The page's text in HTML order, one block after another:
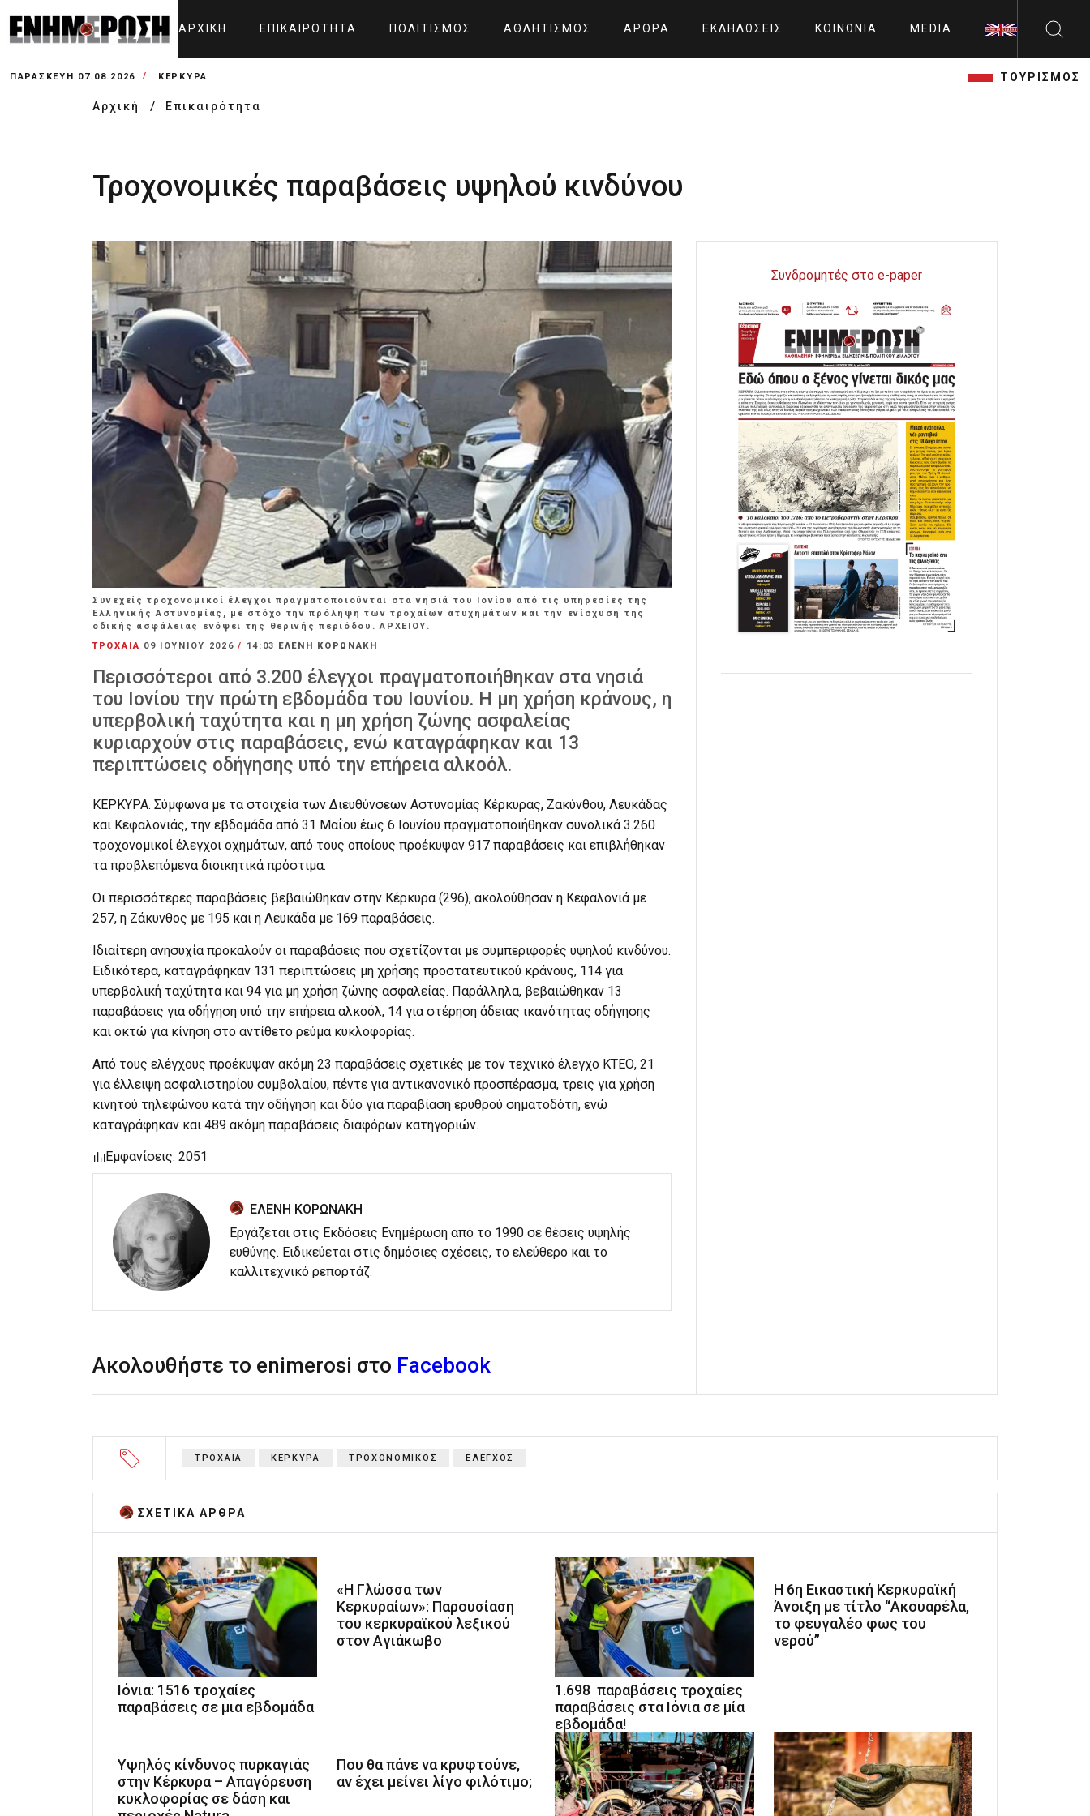
ΑΡΧΙΚΉ ΕΠΙΚΑΙΡΌΤΗΤΑ ΠΟΛΙΤΙΣΜΌΣ ΑΘΛΗΤΙΣΜΌΣ ΆΡΘΡΑ ΕΚΔΗΛΏΣΕΙΣ ΚΟΙΝΩΝΊΑ MEDIA
ΠΑΡΑΣΚΕΥΉ 07.08.2026 ΚΕΡΚΥΡΑ ΤΟΥΡΙΣΜΟΣ
Αρχική Επικαιρότητα
Τροχονομικές παραβάσεις υψηλού κινδύνου
Συνεχείς τροχονομικοί έλεγχοι πραγματοποιούνται στα νησιά του Ιονίου από τις υπηρεσίες της
Ελληνικής Αστυνομίας, με στόχο την πρόληψη των τροχαίων ατυχημάτων και την ενίσχυση της
οδικής ασφάλειας ενόψει της θερινής περιόδου. ΑΡΧΕΙΟΥ.
ΤΡΟΧΑΙΑ 09 ΙΟΥΝΊΟΥ 2026/ 14:03 ΕΛΕΝΗ ΚΟΡΩΝΑΚΗ
Περισσότεροι από 3.200 έλεγχοι πραγματοποιήθηκαν στα νησιά
του Ιονίου την πρώτη εβδομάδα του Ιουνίου. Η μη χρήση κράνους, η
υπερβολική ταχύτητα και η μη χρήση ζώνης ασφαλείας
κυριαρχούν στις παραβάσεις, ενώ καταγράφηκαν και 13
περιπτώσεις οδήγησης υπό την επήρεια αλκοόλ.
ΚΕΡΚΥΡΑ. Σύμφωνα με τα στοιχεία των Διευθύνσεων Αστυνομίας Κέρκυρας, Ζακύνθου, Λευκάδας
και Κεφαλονιάς, την εβδομάδα από 31 Μαΐου έως 6 Ιουνίου πραγματοποιήθηκαν συνολικά 3.260
τροχονομικοί έλεγχοι οχημάτων, από τους οποίους προέκυψαν 917 παραβάσεις και επιβλήθηκαν
τα προβλεπόμενα διοικητικά πρόστιμα.
Οι περισσότερες παραβάσεις βεβαιώθηκαν στην Κέρκυρα (296), ακολούθησαν η Κεφαλονιά με
257, η Ζάκυνθος με 195 και η Λευκάδα με 169 παραβάσεις.
Ιδιαίτερη ανησυχία προκαλούν οι παραβάσεις που σχετίζονται με συμπεριφορές υψηλού κινδύνου.
Ειδικότερα, καταγράφηκαν 131 περιπτώσεις μη χρήσης προστατευτικού κράνους, 114 για
υπερβολική ταχύτητα και 94 για μη χρήση ζώνης ασφαλείας. Παράλληλα, βεβαιώθηκαν 13
παραβάσεις για οδήγηση υπό την επήρεια αλκοόλ, 14 για στέρηση άδειας ικανότητας οδήγησης
και οκτώ για κίνηση στο αντίθετο ρεύμα κυκλοφορίας.
Από τους ελέγχους προέκυψαν ακόμη 23 παραβάσεις σχετικές με τον τεχνικό έλεγχο ΚΤΕΟ, 21
για έλλειψη ασφαλιστηρίου συμβολαίου, πέντε για αντικανονικό προσπέρασμα, τρεις για χρήση
κινητού τηλεφώνου κατά την οδήγηση και δύο για παραβίαση ερυθρού σηματοδότη, ενώ
καταγράφηκαν και 489 ακόμη παραβάσεις διαφόρων κατηγοριών.
Εμφανίσεις: 2051
ΕΛΕΝΗ ΚΟΡΩΝΑΚΗ
Εργάζεται στις Εκδόσεις Ενημέρωση από το 1990 σε θέσεις υψηλής
ευθύνης. Ειδικεύεται στις δημόσιες σχέσεις, το ελεύθερο και το
καλλιτεχνικό ρεπορτάζ.
Ακολουθήστε το enimerosi στο Facebook
Συνδρομητές στο e-paper
ΤΡΟΧΑΙΑ ΚΕΡΚΥΡΑ ΤΡΟΧΟΝΟΜΙΚΟΣ ΕΛΕΓΧΟΣ
ΣΧΕΤΙΚA AΡΘΡΑ
Ιόνια: 1516 τροχαίες
παραβάσεις σε μια εβδομάδα
«Η Γλώσσα των
Κερκυραίων»: Παρουσίαση
του κερκυραϊκού λεξικού
στον Αγιάκωβο
1.698 παραβάσεις τροχαίες
παραβάσεις στα Ιόνια σε μία
εβδομάδα!
Η 6η Εικαστική Κερκυραϊκή
Άνοιξη με τίτλο “Ακουαρέλα,
το φευγαλέο φως του
νερού”
Υψηλός κίνδυνος πυρκαγιάς
στην Κέρκυρα – Απαγόρευση
κυκλοφορίας σε δάση και
Που θα πάνε να κρυφτούνε,
αν έχει μείνει λίγο φιλότιμο;